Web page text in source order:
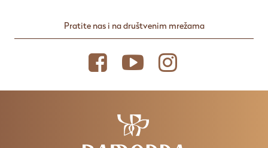
Pratite nas i na društvenim mrežama